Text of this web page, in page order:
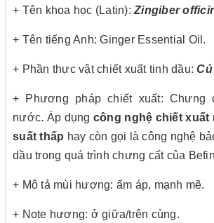
+ Tên khoa học (Latin): Zingiber
+ Tên tiếng Anh: Ginger Essential Oil.
+ Phần thực vật chiết xuất tinh dầu:
+ Phương pháp chiết xuất: Chưng
nước. Áp dụng công nghệ chiết xuất
suất thấp hay còn gọi là công nghệ
dầu trong quá trình chưng cất của
+ Mô tả mùi hương: ấm áp, mạnh mẽ.
+ Note hương: ở giữa/trên cùng.